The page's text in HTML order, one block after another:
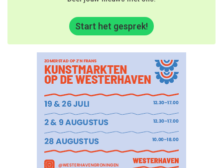
Start het gesprek!